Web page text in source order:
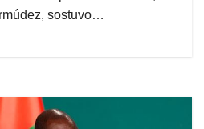
sostuvo…